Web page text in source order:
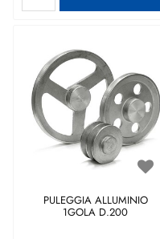
PULEGGIA ALLUMINIO
1GOLA D.200